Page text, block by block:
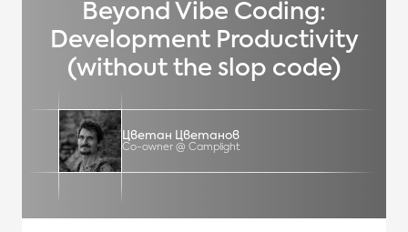
Beyond Vibe Coding:
Development Productivity
(without the slop code)
Цветан Цветанов
Co-owner @ Camplight